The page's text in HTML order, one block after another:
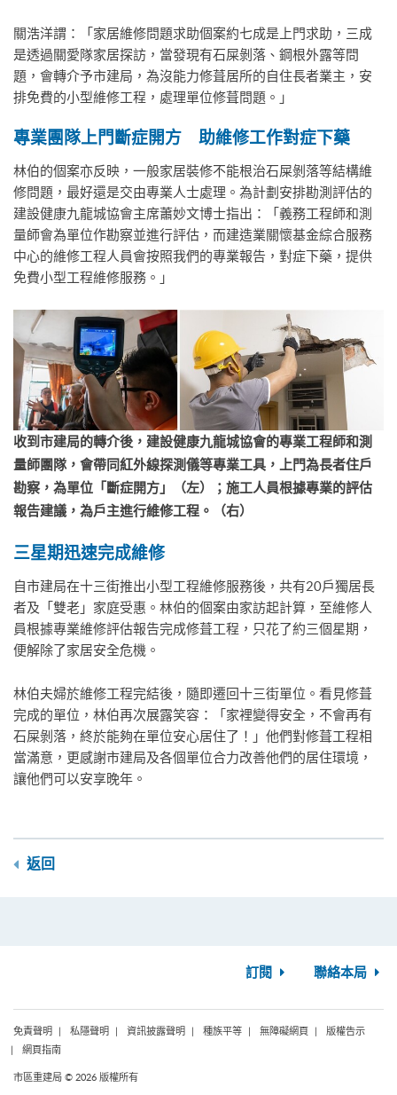
關浩洋謂：「家居維修問題求助個案約七成是上門求助，三成
是透過關愛隊家居探訪，當發現有石屎剝落、鋼根外露等問
題，會轉介予市建局，為沒能力修葺居所的自住長者業主，安
排免費的小型維修工程，處理單位修葺問題。」
專業團隊上門斷症開方 助維修工作對症下藥
林伯的個案亦反映，一般家居裝修不能根治石屎剝落等結構維
修問題，最好還是交由專業人士處理。為計劃安排勘測評估的
建設健康九龍城協會主席蕭妙文博士指出：「義務工程師和測
量師會為單位作勘察並進行評估，而建造業關懷基金綜合服務
中心的維修工程人員會按照我們的專業報告，對症下藥，提供
免費小型工程維修服務。」
收到市建局的轉介後，建設健康九龍城協會的專業工程師和測
量師團隊，會帶同紅外線探測儀等專業工具，上門為長者住戶
勘察，為單位「斷症開方」（左）；施工人員根據專業的評估
報告建議，為戶主進行維修工程。（右）
三星期迅速完成維修
自市建局在十三街推出小型工程維修服務後，共有20戶獨居長
者及「雙老」家庭受惠。林伯的個案由家訪起計算，至維修人
員根據專業維修評估報告完成修葺工程，只花了約三個星期，
便解除了家居安全危機。
林伯夫婦於維修工程完結後，隨即遷回十三街單位。看見修葺
完成的單位，林伯再次展露笑容：「家裡變得安全，不會再有
石屎剝落，終於能夠在單位安心居住了！」他們對修葺工程相
當滿意，更感謝市建局及各個單位合力改善他們的居住環境，
讓他們可以安享晚年。
返回
訂閱 聯絡本局
免責聲明 私隱聲明 資訊披露聲明 種族平等 無障礙網頁
版權告示
網頁指南
市區重建局 © 2026 版權所有